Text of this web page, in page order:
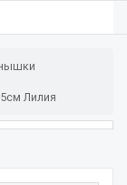
Лилия